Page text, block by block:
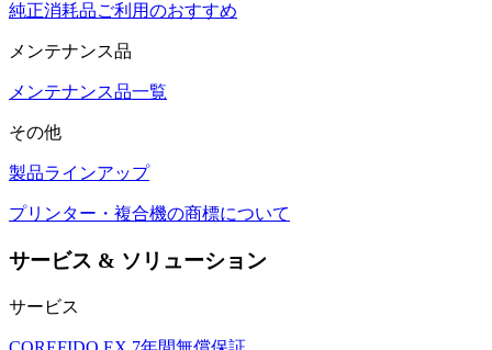
純正消耗品ご利用のおすすめ
メンテナンス品
メンテナンス品一覧
その他
製品ラインアップ
プリンター・複合機の商標について
サービス & ソリューション
サービス